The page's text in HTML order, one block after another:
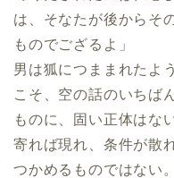
は、そなたが後からそ
ものでござるよ」
男は狐につままれたよ
こそ、空の話のいちば
ものに、固い正体はな
寄れば現れ、条件が散
つかめるものではない